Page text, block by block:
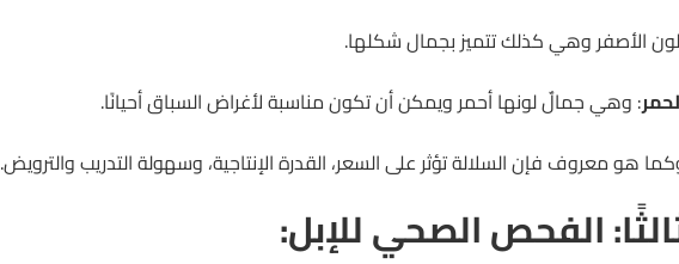
الأصفر وهي كذلك تتميز بجمال شكلها.
: وهي جمالٌ لونها أحمر ويمكن أن تكون مناسبة لأغراض السباق أحيانًا.
هو معروف فإن السلالة تؤثر على السعر، القدرة الإنتاجية، وسهولة التدريب والترويض.
الفحص الصحي للإبل: